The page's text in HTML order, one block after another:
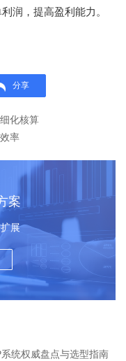
润，提高盈利能力。
分享
化核算
率
案
展
统权威盘点与选型指南